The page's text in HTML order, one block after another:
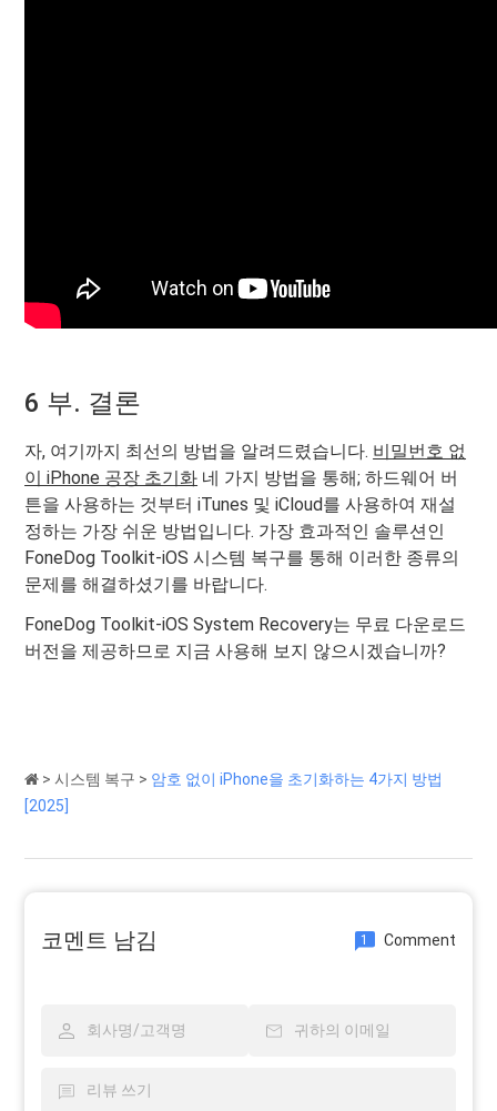
6 부. 결론
자, 여기까지 최선의 방법을 알려드렸습니다. 비밀번호 없
이 iPhone 공장 초기화 네 가지 방법을 통해; 하드웨어 버
튼을 사용하는 것부터 iTunes 및 iCloud를 사용하여 재설
정하는 가장 쉬운 방법입니다. 가장 효과적인 솔루션인
FoneDog Toolkit-iOS 시스템 복구를 통해 이러한 종류의
문제를 해결하셨기를 바랍니다.
FoneDog Toolkit-iOS System Recovery는 무료 다운로드
버전을 제공하므로 지금 사용해 보지 않으시겠습니까?
>시스템 복구 > 암호 없이 iPhone을 초기화하는 4가지 방법
[2025]
코멘트 남김 1 Comment